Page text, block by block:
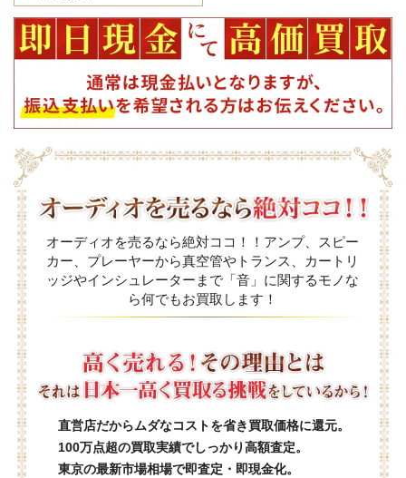
オーディオを売るなら絶対ココ！！アンプ、スピー
カー、プレーヤーから真空管やトランス、カートリ
ッジやインシュレーターまで「音」に関するモノな
ら何でもお買取します！
直営店だからムダなコストを省き買取価格に還元。
100万点超の買取実績でしっかり高額査定。
東京の最新市場相場で即査定・即現金化。